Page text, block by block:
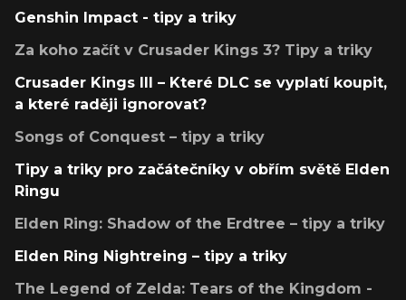
Genshin Impact - tipy a triky
Za koho začít v Crusader Kings 3? Tipy a triky
Crusader Kings III – Které DLC se vyplatí koupit,
a které raději ignorovat?
Songs of Conquest – tipy a triky
Tipy a triky pro začátečníky v obřím světě Elden
Ringu
Elden Ring: Shadow of the Erdtree – tipy a triky
Elden Ring Nightreing – tipy a triky
The Legend of Zelda: Tears of the Kingdom -